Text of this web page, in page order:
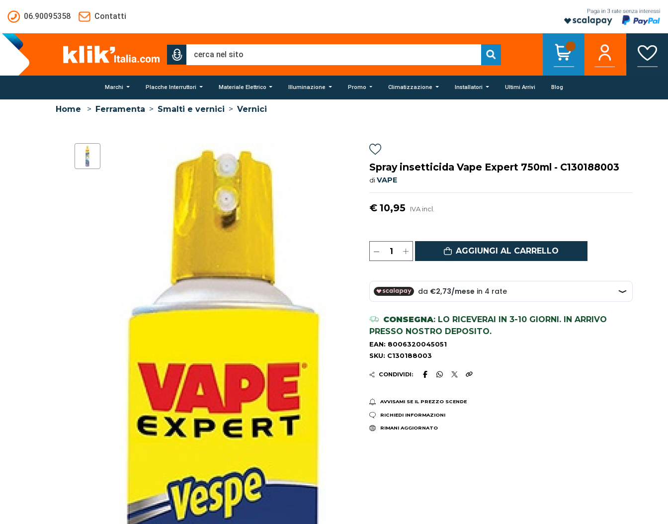
06.90095358
Contatti
Marchi Placche Interruttori Materiale Elettrico Illuminazione Promo Climatizzazione Installatori Ultimi Arrivi Blog
Home > Ferramenta > Smalti e vernici > Vernici
Spray insetticida Vape Expert 750ml - C130188003
di VAPE
€ 10,95 IVA incl.
AGGIUNGI AL CARRELLO
CONSEGNA: LO RICEVERAI IN 3-10 GIORNI. IN ARRIVO
PRESSO NOSTRO DEPOSITO.
EAN: 8006320045051
SKU: C130188003
CONDIVIDI:
AVVISAMI SE IL PREZZO SCENDE
RICHIEDI INFORMAZIONI
RIMANI AGGIORNATO